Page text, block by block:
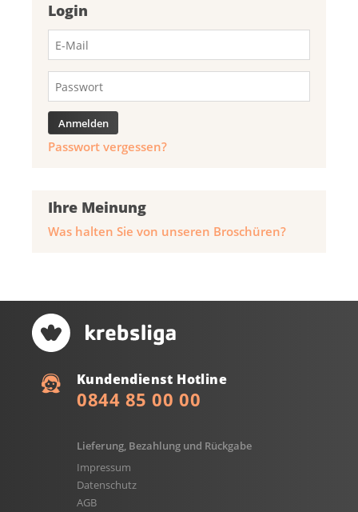
Login
Passwort vergessen?
Ihre Meinung
Was halten Sie von unseren Broschüren?
Kundendienst Hotline
0844 85 00 00
Lieferung, Bezahlung und Rückgabe
Impressum
Datenschutz
AGB